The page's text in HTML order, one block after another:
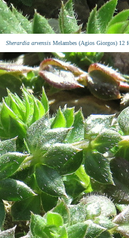
Sherardia arvensis Melambes (Agios Giorgos) 12